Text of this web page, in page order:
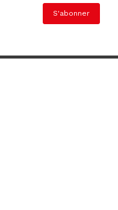
S'abonner